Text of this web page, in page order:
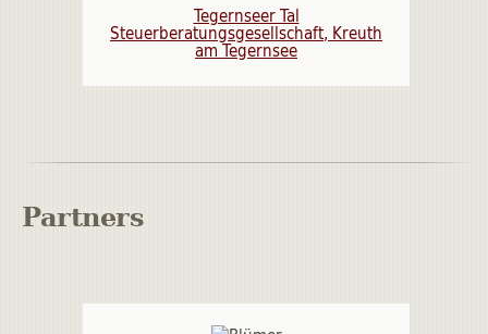
Tegernseer Tal
Steuerberatungsgesellschaft, Kreuth
am Tegernsee
Partners